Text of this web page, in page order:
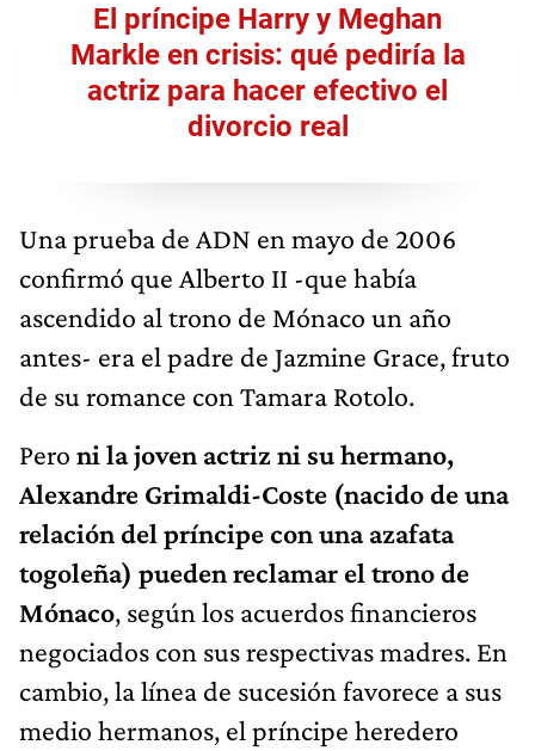
El príncipe Harry y Meghan
Markle en crisis: qué pediría la
actriz para hacer efectivo el
divorcio real
Una prueba de ADN en mayo de 2006
confirmó que Alberto II -que había
ascendido al trono de Mónaco un año
antes- era el padre de Jazmine Grace, fruto
de su romance con Tamara Rotolo.
Pero ni la joven actriz ni su hermano,
Alexandre Grimaldi-Coste (nacido de una
relación del príncipe con una azafata
togoleña) pueden reclamar el trono de
Mónaco, según los acuerdos financieros
negociados con sus respectivas madres. En
cambio, la línea de sucesión favorece a sus
medio hermanos, el príncipe heredero